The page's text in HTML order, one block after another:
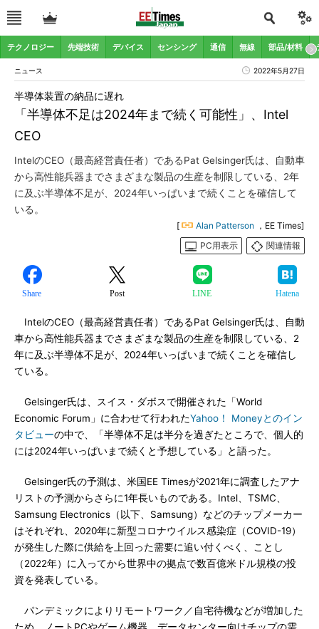
テクノロジー 先端技術 デバイス センシング 通信 無線 部品/材料
ニュース 2022年5月27日
「半導体不足は2024年まで続く可能性」、Intel
CEO
半導体装置の納品に遅れ
IntelのCEO（最高経営責任者）であるPat Gelsinger氏は、自動車
から高性能兵器までさまざまな製品の生産を制限している、2年
に及ぶ半導体不足が、2024年いっぱいまで続くことを確信して
いる。
[ Alan Patterson ，EE Times]
PC用表示
関連情報
Share Post LINE Hatena
IntelのCEO（最高経営責任者）であるPat Gelsinger氏は、自動
車から高性能兵器までさまざまな製品の生産を制限している、2
年に及ぶ半導体不足が、2024年いっぱいまで続くことを確信し
ている。
Gelsinger氏は、スイス・ダボスで開催された「World
Economic Forum」に合わせて行われたYahoo！ Moneyとのイン
タビューの中で、「半導体不足は半分を過ぎたところで、個人的
には2024年いっぱいまで続くと予想している」と語った。
Gelsinger氏の予測は、米国EE Timesが2021年に調査したアナ
リストの予測からさらに1年長いものである。Intel、TSMC、
Samsung Electronics（以下、Samsung）などのチップメーカー
はそれぞれ、2020年に新型コロナウイルス感染症（COVID-19）
が発生した際に供給を上回った需要に追い付くべく、ことし
（2022年）に入ってから世界中の拠点で数百億米ドル規模の投
資を発表している。
パンデミックによりリモートワーク／自宅待機などが増加した